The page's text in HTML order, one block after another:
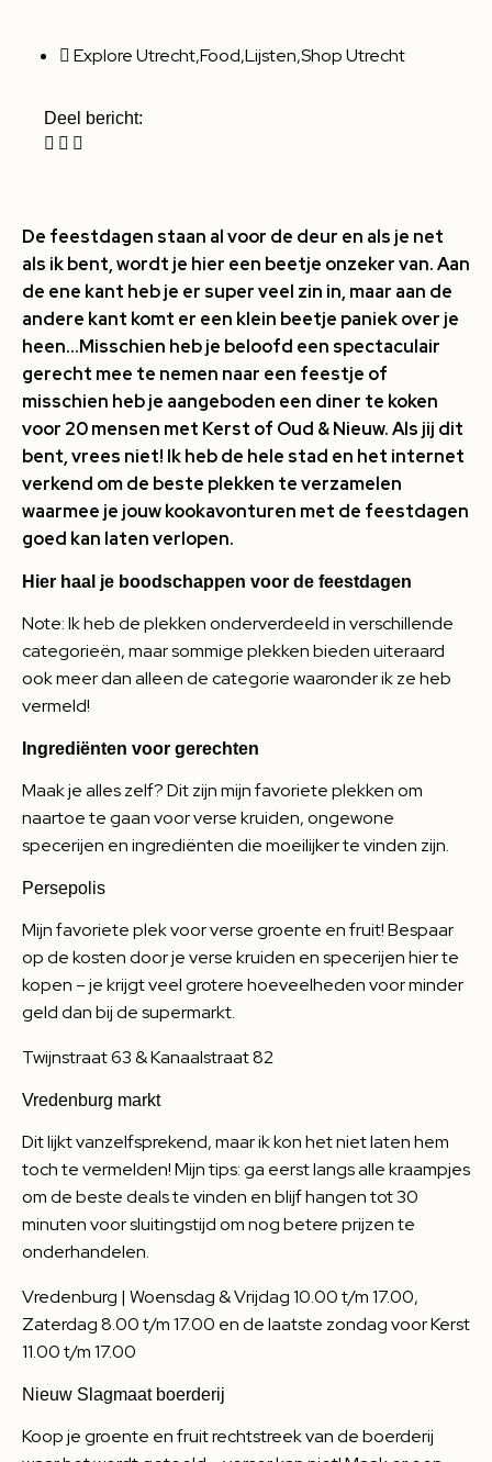
Explore Utrecht,Food,Lijsten,Shop Utrecht
Deel bericht:
De feestdagen staan al voor de deur en als je net
als ik bent, wordt je hier een beetje onzeker van. Aan
de ene kant heb je er super veel zin in, maar aan de
andere kant komt er een klein beetje paniek over je
heen…Misschien heb je beloofd een spectaculair
gerecht mee te nemen naar een feestje of
misschien heb je aangeboden een diner te koken
voor 20 mensen met Kerst of Oud & Nieuw. Als jij dit
bent, vrees niet! Ik heb de hele stad en het internet
verkend om de beste plekken te verzamelen
waarmee je jouw kookavonturen met de feestdagen
goed kan laten verlopen.
Hier haal je boodschappen voor de feestdagen
Note: Ik heb de plekken onderverdeeld in verschillende
categorieën, maar sommige plekken bieden uiteraard
ook meer dan alleen de categorie waaronder ik ze heb
vermeld!
Ingrediënten voor gerechten
Maak je alles zelf? Dit zijn mijn favoriete plekken om
naartoe te gaan voor verse kruiden, ongewone
specerijen en ingrediënten die moeilijker te vinden zijn.
Persepolis
Mijn favoriete plek voor verse groente en fruit! Bespaar
op de kosten door je verse kruiden en specerijen hier te
kopen – je krijgt veel grotere hoeveelheden voor minder
geld dan bij de supermarkt.
Twijnstraat 63 & Kanaalstraat 82
Vredenburg markt
Dit lijkt vanzelfsprekend, maar ik kon het niet laten hem
toch te vermelden! Mijn tips: ga eerst langs alle kraampjes
om de beste deals te vinden en blijf hangen tot 30
minuten voor sluitingstijd om nog betere prijzen te
onderhandelen.
Vredenburg | Woensdag & Vrijdag 10.00 t/m 17.00,
Zaterdag 8.00 t/m 17.00 en de laatste zondag voor Kerst
11.00 t/m 17.00
Nieuw Slagmaat boerderij
Koop je groente en fruit rechtstreek van de boerderij